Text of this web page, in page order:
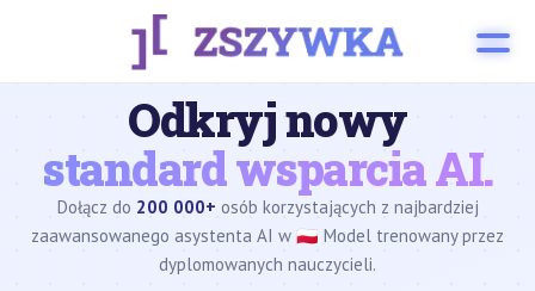
Odkryj nowy
standard wsparcia AI.
Dołącz do 200 000+ osób korzystających z najbardziej
zaawansowanego asystenta AI w 🇵🇱 Model trenowany przez
dyplomowanych nauczycieli.